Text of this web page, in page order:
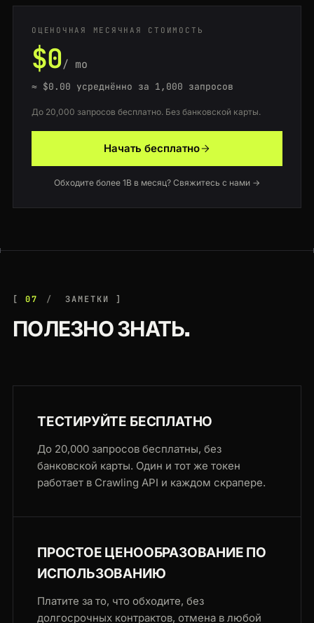
ОЦЕНОЧНАЯ МЕСЯЧНАЯ СТОИМОСТЬ
$0/ mo
≈ $0.00 усреднённо за 1,000 запросов
До 20,000 запросов бесплатно. Без банковской карты.
Начать бесплатно
Обходите более 1B в месяц? Свяжитесь с нами →
07 ЗАМЕТКИ
ПОЛЕЗНО ЗНАТЬ.
ТЕСТИРУЙТЕ БЕСПЛАТНО
До 20,000 запросов бесплатны, без
банковской карты. Один и тот же токен
работает в Crawling API и каждом скрапере.
ПРОСТОЕ ЦЕНООБРАЗОВАНИЕ ПО
ИСПОЛЬЗОВАНИЮ
Платите за то, что обходите, без
долгосрочных контрактов, отмена в любой